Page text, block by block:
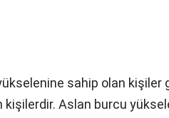
sahip olan kişiler
kişilerdir. Aslan burcu